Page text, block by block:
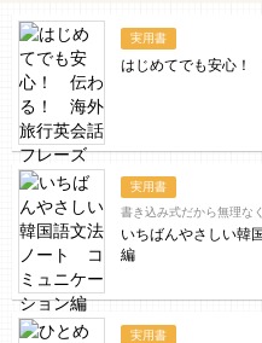
実用書
はじめてでも安心
実用書
書き込み式だから無理な
いちばんやさしい韓
編
実用書